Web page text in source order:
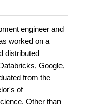
engineer and
worked on a
distributed
Google,
from the
of
Other than